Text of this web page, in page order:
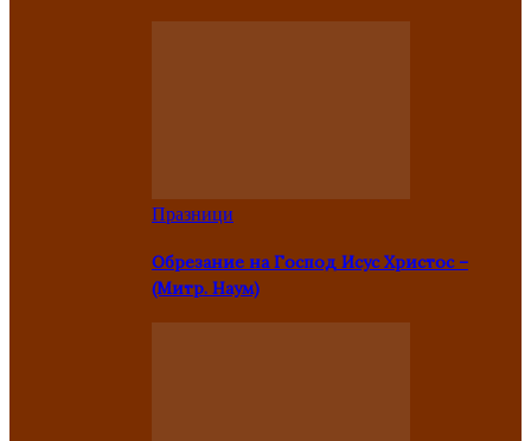
Празници
Oбрезание на Господ Исус Христос –
(Митр. Наум)